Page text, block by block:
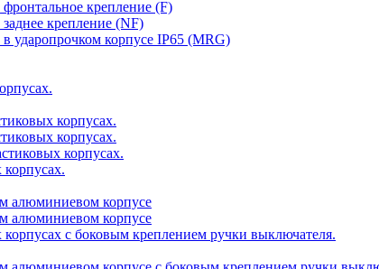
крепление (F)
крепление (NF)
ударопрочком корпусе IP65 (MRG)
корпусах.
корпусах.
корпусах.
алюминиевом корпусе
алюминиевом корпусе
с боковым креплением ручки выключателя.